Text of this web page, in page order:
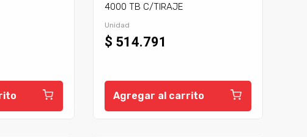
4000 TB C/TIRAJE
Unidad
$ 514.791
Agregar al carrito